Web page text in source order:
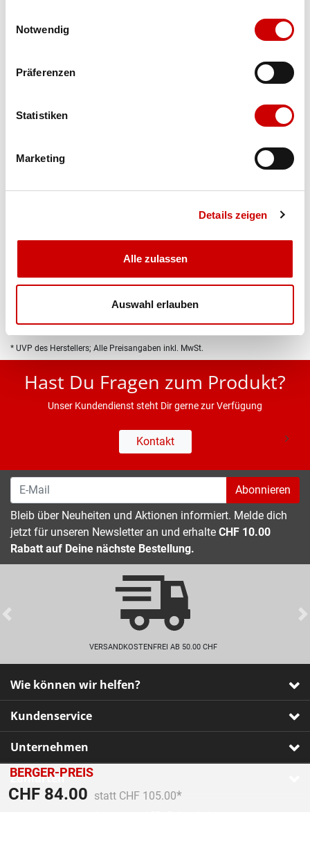
Notwendig
Präferenzen
Statistiken
Marketing
Details zeigen
Alle zulassen
Auswahl erlauben
BERGER-PREIS
CHF 84.00 Preis reduziert von
statt CHF 105.00
An
IN DEN WARENKORB
Bis 17:00 Uhr bestellen: morgen geliefert - ab CHF 50.00
Produktbeschreibung
* UVP des Herstellers; Alle Preisangaben inkl. MwSt.
Hast Du Fragen zum Produkt?
Unser Kundendienst steht Dir gerne zur Verfügung
Kontakt
Abonnieren
Bleib über Neuheiten und Aktionen informiert. Melde dich
jetzt für unseren Newsletter an und erhalte CHF 10.00
Rabatt auf Deine nächste Bestellung.
VERSANDKOSTENFREI AB 50.00 CHF
Previous
Wie können wir helfen?
Kundenservice
Unternehmen
Zahlarten